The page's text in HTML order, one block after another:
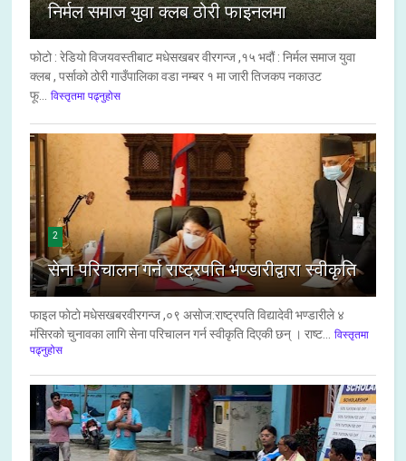
निर्मल समाज युवा क्लब ठोरी फाइनलमा
फोटो : रेडियो विजयवस्तीबाट मधेसखबर वीरगन्ज ,१५ भदौं : निर्मल समाज युवा
क्लब , पर्साको ठोरी गाउँपालिका वडा नम्बर १ मा जारी तिजकप नकाउट
फू...
विस्तृतमा पढ्नुहोस
2
सेना परिचालन गर्न राष्ट्रपति भण्डारीद्वारा स्वीकृति
फाइल फाेटाे मधेसखबरवीरगन्ज ,०९ असाेज:राष्ट्रपति विद्यादेवी भण्डारीले ४
मंसिरको चुनावका लागि सेना परिचालन गर्न स्वीकृति दिएकी छन् । राष्ट...
विस्तृतमा
पढ्नुहोस